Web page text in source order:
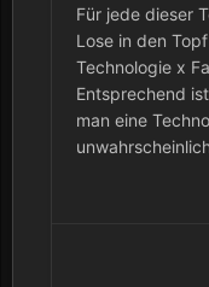
Für jede dieser
Lose in den
Technologie x
Entsprechend
man eine